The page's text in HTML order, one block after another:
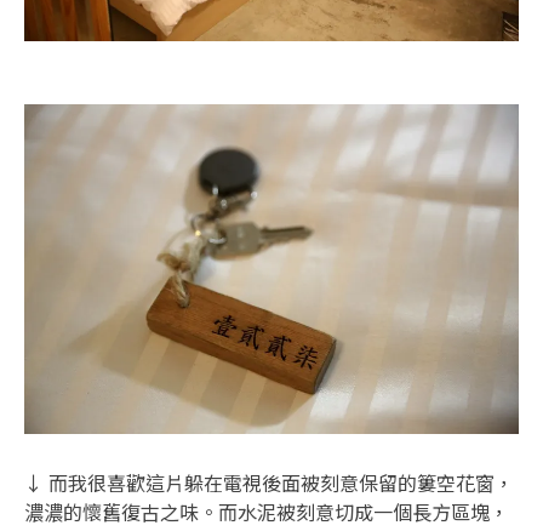
↓ 而我很喜歡這片躲在電視後面被刻意保留的簍空花窗，
濃濃的懷舊復古之味。而水泥被刻意切成一個長方區塊，